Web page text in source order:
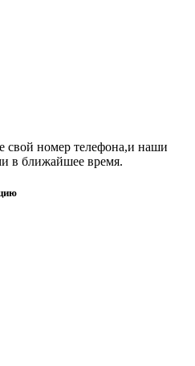
свой номер телефона,и наши
в ближайшее время.